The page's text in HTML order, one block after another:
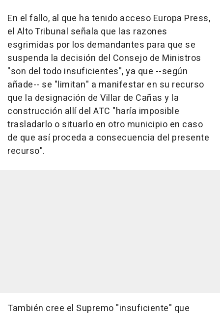
En el fallo, al que ha tenido acceso Europa Press,
el Alto Tribunal señala que las razones
esgrimidas por los demandantes para que se
suspenda la decisión del Consejo de Ministros
"son del todo insuficientes", ya que --según
añade-- se "limitan" a manifestar en su recurso
que la designación de Villar de Cañas y la
construcción allí del ATC "haría imposible
trasladarlo o situarlo en otro municipio en caso
de que así proceda a consecuencia del presente
recurso".
También cree el Supremo "insuficiente" que